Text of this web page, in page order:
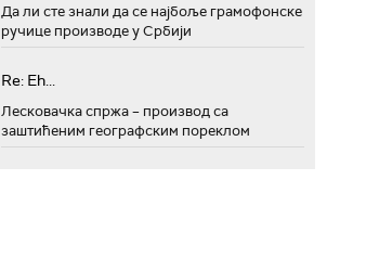
Да ли сте знали да се најбоље грамофонске
ручице производе у Србији
Re: Eh...
Лесковачка спржа – производ са
заштићеним географским пореклом